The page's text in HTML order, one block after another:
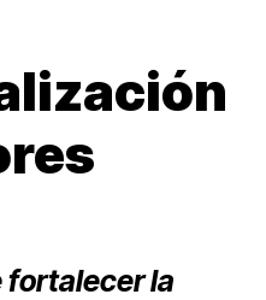
fortalecer la